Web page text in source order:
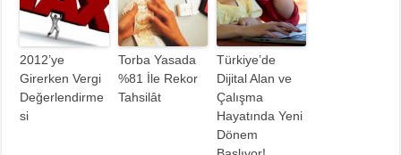
2012’ye
Girerken Vergi
Değerlendirme
si
Torba Yasada
%81 İle Rekor
Tahsilât
Türkiye’de
Dijital Alan ve
Çalışma
Hayatında Yeni
Dönem